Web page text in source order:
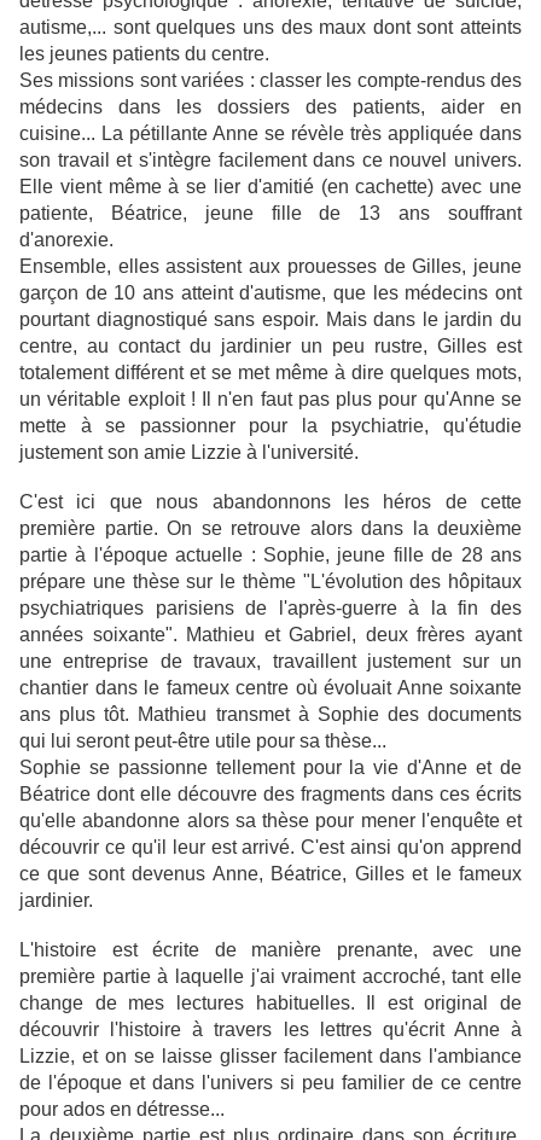
autisme,... sont quelques uns des maux dont sont atteints
les jeunes patients du centre.
Ses missions sont variées : classer les compte-rendus des
médecins dans les dossiers des patients, aider en
cuisine... La pétillante Anne se révèle très appliquée dans
son travail et s'intègre facilement dans ce nouvel univers.
Elle vient même à se lier d'amitié (en cachette) avec une
patiente, Béatrice, jeune fille de 13 ans souffrant
d'anorexie.
Ensemble, elles assistent aux prouesses de Gilles, jeune
garçon de 10 ans atteint d'autisme, que les médecins ont
pourtant diagnostiqué sans espoir. Mais dans le jardin du
centre, au contact du jardinier un peu rustre, Gilles est
totalement différent et se met même à dire quelques mots,
un véritable exploit ! Il n'en faut pas plus pour qu'Anne se
mette à se passionner pour la psychiatrie, qu'étudie
justement son amie Lizzie à l'université.
C'est ici que nous abandonnons les héros de cette
première partie. On se retrouve alors dans la deuxième
partie à l'époque actuelle : Sophie, jeune fille de 28 ans
prépare une thèse sur le thème "L'évolution des hôpitaux
psychiatriques parisiens de l'après-guerre à la fin des
années soixante". Mathieu et Gabriel, deux frères ayant
une entreprise de travaux, travaillent justement sur un
chantier dans le fameux centre où évoluait Anne soixante
ans plus tôt. Mathieu transmet à Sophie des documents
qui lui seront peut-être utile pour sa thèse...
Sophie se passionne tellement pour la vie d'Anne et de
Béatrice dont elle découvre des fragments dans ces écrits
qu'elle abandonne alors sa thèse pour mener l'enquête et
découvrir ce qu'il leur est arrivé. C'est ainsi qu'on apprend
ce que sont devenus Anne, Béatrice, Gilles et le fameux
jardinier.
L'histoire est écrite de manière prenante, avec une
première partie à laquelle j'ai vraiment accroché, tant elle
change de mes lectures habituelles. Il est original de
découvrir l'histoire à travers les lettres qu'écrit Anne à
Lizzie, et on se laisse glisser facilement dans l'ambiance
de l'époque et dans l'univers si peu familier de ce centre
pour ados en détresse...